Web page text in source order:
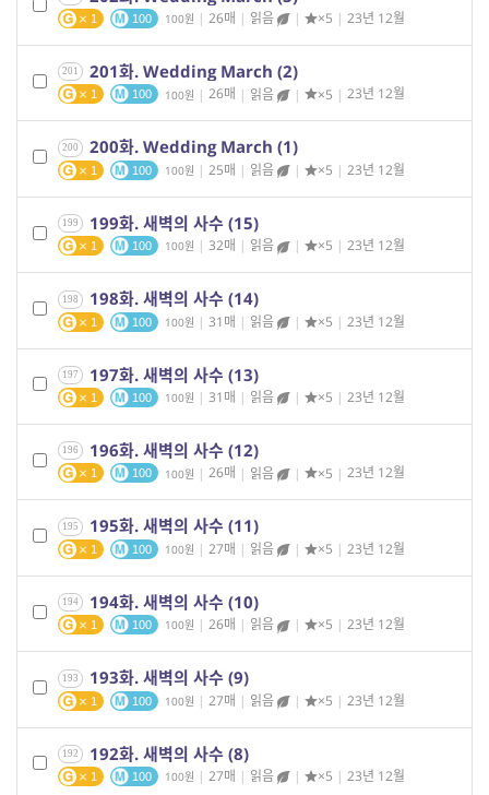
1 100 100 | 26매 | 읽음 | ×5 | 23년 12월
201 201화. Wedding March (2)
1 100 100 | 26매 | 읽음 | ×5 | 23년 12월
200 200화. Wedding March (1)
1 100 100 | 25매 | 읽음 | ×5 | 23년 12월
199 199화. 새벽의 사수 (15)
1 100 100 | 32매 | 읽음 | ×5 | 23년 12월
198 198화. 새벽의 사수 (14)
1 100 100 | 31매 | 읽음 | ×5 | 23년 12월
197 197화. 새벽의 사수 (13)
1 100 100 | 31매 | 읽음 | ×5 | 23년 12월
196 196화. 새벽의 사수 (12)
1 100 100 | 26매 | 읽음 | ×5 | 23년 12월
195 195화. 새벽의 사수 (11)
1 100 100 | 27매 | 읽음 | ×5 | 23년 12월
194 194화. 새벽의 사수 (10)
1 100 100 | 26매 | 읽음 | ×5 | 23년 12월
193 193화. 새벽의 사수 (9)
1 100 100 | 27매 | 읽음 | ×5 | 23년 12월
192 192화. 새벽의 사수 (8)
1 100 100 | 27매 | 읽음 | ×5 | 23년 12월